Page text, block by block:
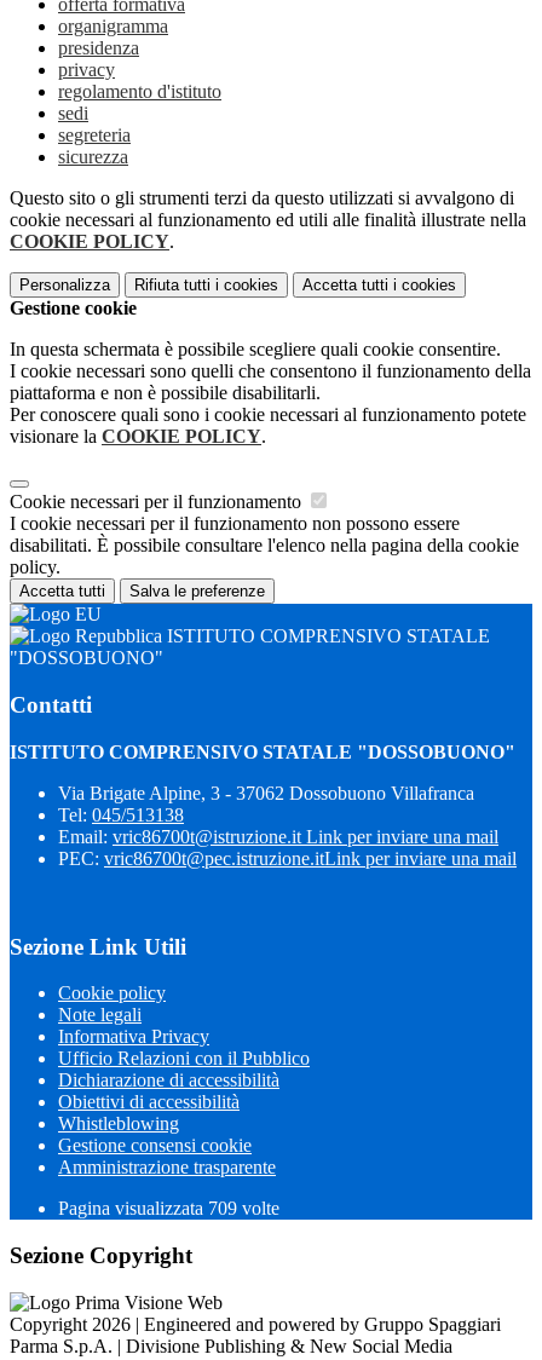
offerta formativa
organigramma
presidenza
privacy
regolamento d'istituto
sedi
segreteria
sicurezza
Questo sito o gli strumenti terzi da questo utilizzati si avvalgono di
cookie necessari al funzionamento ed utili alle finalità illustrate nella
COOKIE POLICY.
Personalizza Rifiuta tutti i cookies Accetta tutti i cookies
Gestione cookie
In questa schermata è possibile scegliere quali cookie consentire.
I cookie necessari sono quelli che consentono il funzionamento della
piattaforma e non è possibile disabilitarli.
Per conoscere quali sono i cookie necessari al funzionamento potete
visionare la COOKIE POLICY.
Cookie necessari per il funzionamento
I cookie necessari per il funzionamento non possono essere
disabilitati. È possibile consultare l'elenco nella pagina della cookie
policy.
Accetta tutti Salva le preferenze
ISTITUTO COMPRENSIVO STATALE
"DOSSOBUONO"
Contatti
ISTITUTO COMPRENSIVO STATALE "DOSSOBUONO"
Via Brigate Alpine, 3 - 37062 Dossobuono Villafranca
Tel: 045/513138
Email: vric86700t@istruzione.it Link per inviare una mail
PEC: vric86700t@pec.istruzione.itLink per inviare una mail
Sezione Link Utili
Cookie policy
Note legali
Informativa Privacy
Ufficio Relazioni con il Pubblico
Dichiarazione di accessibilità
Obiettivi di accessibilità
Whistleblowing
Gestione consensi cookie
Amministrazione trasparente
Pagina visualizzata 709 volte
Sezione Copyright
Copyright 2026 | Engineered and powered by Gruppo Spaggiari
Parma S.p.A. | Divisione Publishing & New Social Media